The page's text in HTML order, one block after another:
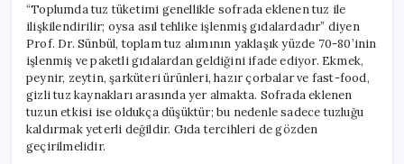
“Toplumda tuz tüketimi genellikle sofrada eklenen tuz ile
ilişkilendirilir; oysa asıl tehlike işlenmiş gıdalardadır” diyen
Prof. Dr. Sünbül, toplam tuz alımının yaklaşık yüzde 70-80’inin
işlenmiş ve paketli gıdalardan geldiğini ifade ediyor. Ekmek,
peynir, zeytin, şarküteri ürünleri, hazır çorbalar ve fast-food,
gizli tuz kaynakları arasında yer almakta. Sofrada eklenen
tuzun etkisi ise oldukça düşüktür; bu nedenle sadece tuzluğu
kaldırmak yeterli değildir. Gıda tercihleri de gözden
geçirilmelidir.